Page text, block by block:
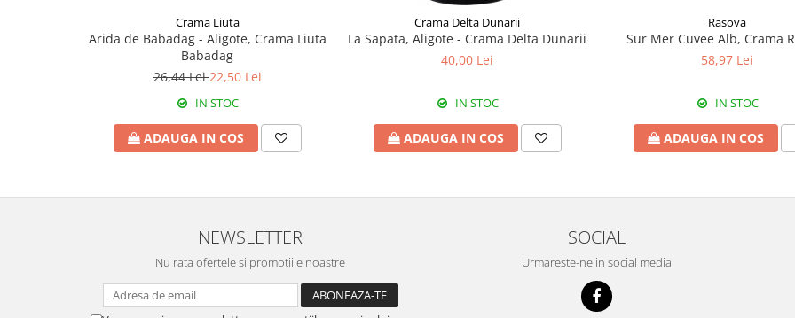
Crama Liuta
Arida de Babadag - Aligote, Crama Liuta
Babadag
26,44 Lei22,50 Lei
IN STOC
ADAUGA IN COS
Crama Delta Dunarii
La Sapata, Aligote - Crama Delta Dunarii
40,00 Lei
IN STOC
ADAUGA IN COS
Rasova
Sur Mer Cuvee Alb, Crama
58,97 Lei
IN STOC
ADAUGA IN COS
NEWSLETTER
Nu rata ofertele si promotiile noastre
SOCIAL
Urmareste-ne in social media